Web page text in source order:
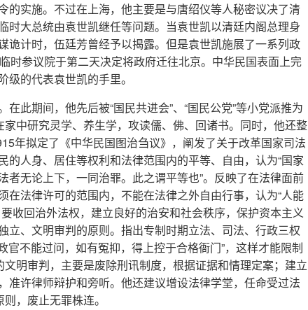
的实施。不过在上海，他主要是与唐绍仪等人秘密议决了清
大总统由袁世凯继任等问题。当袁世凯以清廷内阁总理身
计时，伍廷芳曾经予以揭露。但是袁世凯施展了一系列政
时参议院于第二天决定将政府迁往北京。中华民国表面上完
的代表袁世凯的手里。
此期间，他先后被“国民共进会”、“国民公党”等小党派推为
中研究灵学、养生学，攻读儒、佛、回诸书。同时，他还整
年拟定了《中华民国图治刍议》，阐发了关于改革国家司法
人身、居住等权利和法律范围内的平等、自由，认为“国家
无论上下，一同治罪。此之谓平等也”。反映了在法律面前
法律许可的范围内，不能在法律之外自由行事，认为“人能
收回治外法权，建立良好的治安和社会秩序，保护资本主义
、文明审判的原则。指出专制时期立法、司法、行政三权
官不能过问，如有冤抑，得上控于合格衙门”，这样才能限制
明审判，主要是废除刑讯制度，根据证据和情理定案；建立
许律师辩护和旁听。他还建议增设法律学堂，任命受过法
，废止无罪株连。